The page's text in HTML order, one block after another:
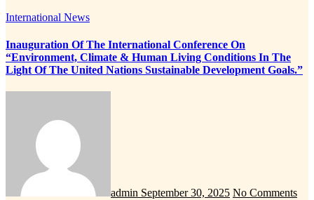
International News
Inauguration Of The International Conference On
“Environment, Climate & Human Living Conditions In The
Light Of The United Nations Sustainable Development Goals.”
admin September 30, 2025 No Comments